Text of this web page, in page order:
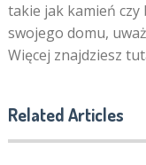
takie jak kamień czy
swojego domu,
Więcej znajdziesz
Related Articles